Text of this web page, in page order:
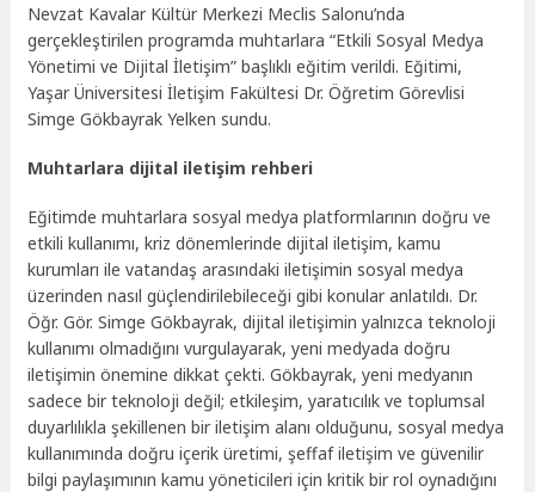
Nevzat Kavalar Kültür Merkezi Meclis Salonu’nda
gerçekleştirilen programda muhtarlara “Etkili Sosyal Medya
Yönetimi ve Dijital İletişim” başlıklı eğitim verildi. Eğitimi,
Yaşar Üniversitesi İletişim Fakültesi Dr. Öğretim Görevlisi
Simge Gökbayrak Yelken sundu.
Muhtarlara dijital iletişim rehberi
Eğitimde muhtarlara sosyal medya platformlarının doğru ve
etkili kullanımı, kriz dönemlerinde dijital iletişim, kamu
kurumları ile vatandaş arasındaki iletişimin sosyal medya
üzerinden nasıl güçlendirilebileceği gibi konular anlatıldı. Dr.
Öğr. Gör. Simge Gökbayrak, dijital iletişimin yalnızca teknoloji
kullanımı olmadığını vurgulayarak, yeni medyada doğru
iletişimin önemine dikkat çekti. Gökbayrak, yeni medyanın
sadece bir teknoloji değil; etkileşim, yaratıcılık ve toplumsal
duyarlılıkla şekillenen bir iletişim alanı olduğunu, sosyal medya
kullanımında doğru içerik üretimi, şeffaf iletişim ve güvenilir
bilgi paylaşımının kamu yöneticileri için kritik bir rol oynadığını